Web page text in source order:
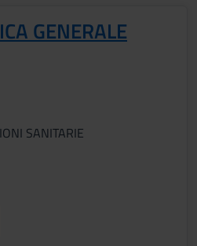
GENERALE
SANITARIE